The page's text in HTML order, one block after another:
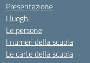
Presentazione
I luoghi
Le persone
I numeri della scuola
Le carte della scuola